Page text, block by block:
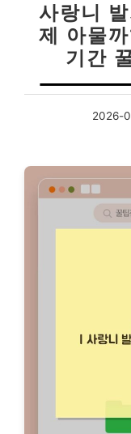
사랑니
제 아물
기간
2026-